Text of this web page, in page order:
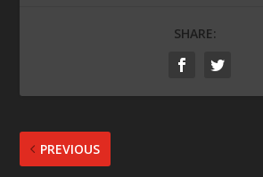
SHARE:
PREVIOUS